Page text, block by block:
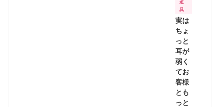
道
具
実は
ちょ
っと
耳が
弱く
てお
客様
とも
っと